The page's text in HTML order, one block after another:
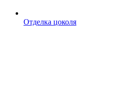
Отделка цоколя